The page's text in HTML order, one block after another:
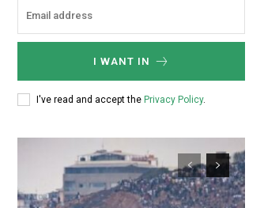
I WANT IN
I've read and accept the Privacy Policy.